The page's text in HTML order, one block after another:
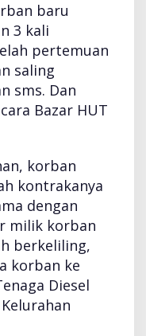
baru
3 kali
pertemuan
saling
sms. Dan
Bazar HUT
korban
kontrakanya
dengan
milik korban
berkeliling,
korban ke
Diesel